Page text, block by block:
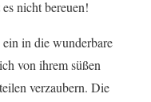
nicht bereuen!
in die wunderbare
von ihrem süßen
verzaubern. Die